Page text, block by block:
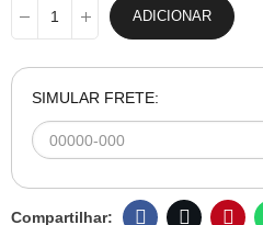
ADICIONAR
SIMULAR FRETE: